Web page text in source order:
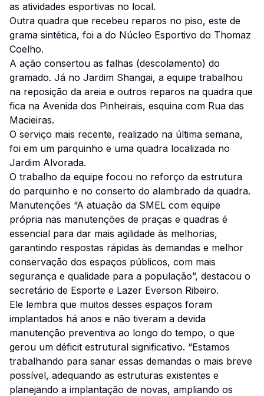
as atividades esportivas no local.
Outra quadra que recebeu reparos no piso, este de
grama sintética, foi a do Núcleo Esportivo do Thomaz
Coelho.
A ação consertou as falhas (descolamento) do
gramado. Já no Jardim Shangai, a equipe trabalhou
na reposição da areia e outros reparos na quadra que
fica na Avenida dos Pinheirais, esquina com Rua das
Macieiras.
O serviço mais recente, realizado na última semana,
foi em um parquinho e uma quadra localizada no
Jardim Alvorada.
O trabalho da equipe focou no reforço da estrutura
do parquinho e no conserto do alambrado da quadra.
Manutenções “A atuação da SMEL com equipe
própria nas manutenções de praças e quadras é
essencial para dar mais agilidade às melhorias,
garantindo respostas rápidas às demandas e melhor
conservação dos espaços públicos, com mais
segurança e qualidade para a população”, destacou o
secretário de Esporte e Lazer Everson Ribeiro.
Ele lembra que muitos desses espaços foram
implantados há anos e não tiveram a devida
manutenção preventiva ao longo do tempo, o que
gerou um déficit estrutural significativo. “Estamos
trabalhando para sanar essas demandas o mais breve
possível, adequando as estruturas existentes e
planejando a implantação de novas, ampliando os